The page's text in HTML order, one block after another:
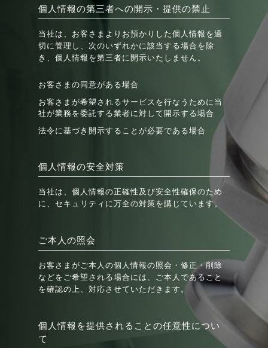
個人情報の第三者への開示・提供の禁止
当社は、お客さまよりお預かりした個人情報を適
切に管理し、次のいずれかに該当する場合を除
き、個人情報を第三者に開示いたしません。
お客さまの同意がある場合
お客さまが希望されるサービスを行なうために当
社が業務を委託する業者に対して開示する場合
法令に基づき開示することが必要である場合
個人情報の安全対策
当社は、個人情報の正確性及び安全性確保のため
に、セキュリティに万全の対策を講じています。
ご本人の照会
お客さまがご本人の個人情報の照会・修正・削除
などをご希望される場合には、ご本人であること
を確認の上、対応させていただきます。
個人情報を提供されることの任意性につい
て